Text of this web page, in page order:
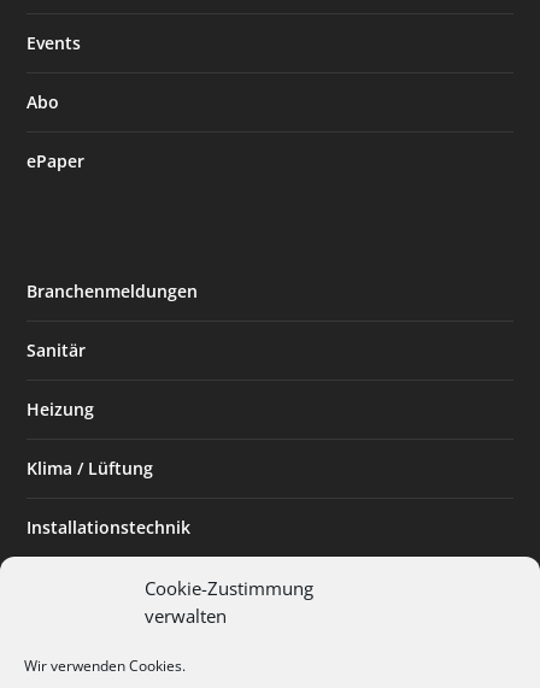
Cookie-Zustimmung
verwalten
Wir verwenden Cookies.
Events
Abo
ePaper
Branchenmeldungen
Sanitär
Heizung
Klima / Lüftung
Installationstechnik
Planen & Bauen